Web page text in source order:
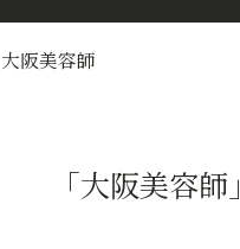
大阪美容師
「大阪美容師」